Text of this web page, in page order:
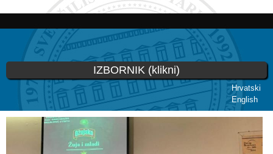
Skoči
glavni
sadržaj
Hrvatski
English
IZBORNIK (klikni)
Vi ste ovdje